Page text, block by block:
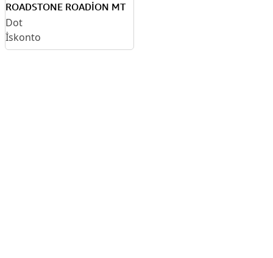
ROADSTONE ROADİON MT
DOT 2013